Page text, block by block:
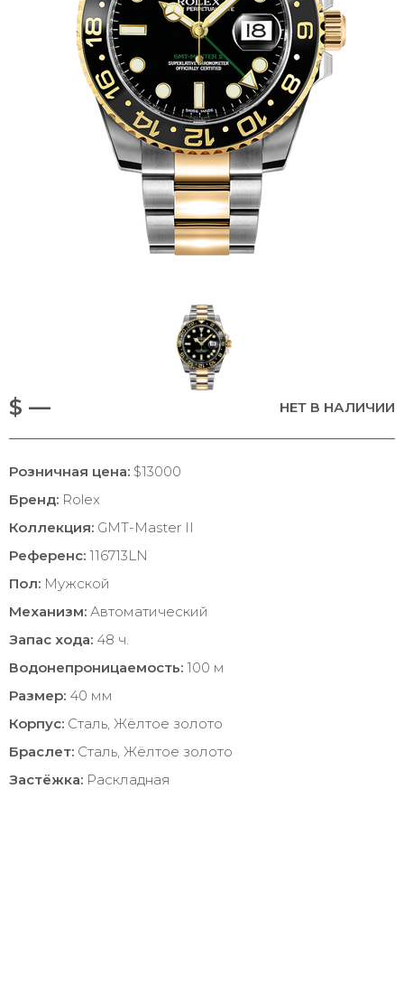
$ — НЕТ В НАЛИЧИИ
Розничная цена: $13000
Бренд: Rolex
Коллекция: GMT-Master II
Референс: 116713LN
Пол: Мужской
Механизм: Автоматический
Запас хода: 48 ч.
Водонепроницаемость: 100 м
Размер: 40 мм
Корпус: Сталь, Жёлтое золото
Браслет: Сталь, Жёлтое золото
Застёжка: Раскладная